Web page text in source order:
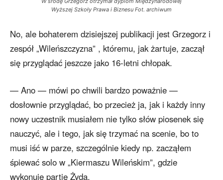
Wyższej Szkoły Prawa i Biznesu Fot. archiwum
No, ale bohaterem dzisiejszej publikacji jest Grzegorz i
zespół „Wileńszczyzna” , któremu, jak żartuje, zaczął
się przyglądać jeszcze jako 16-letni chłopak.
— Ano — mówi po chwili bardzo poważnie —
dosłownie przyglądać, bo przecież ja, jak i każdy inny
nowy uczestnik musiałem nie tylko słów piosenek się
nauczyć, ale i tego, jak się trzymać na scenie, bo to
musi iść w parze, szczególnie kiedy np. zacząłem
śpiewać solo w „Kiermaszu Wileńskim”, gdzie
wykonuję partię Żyda.